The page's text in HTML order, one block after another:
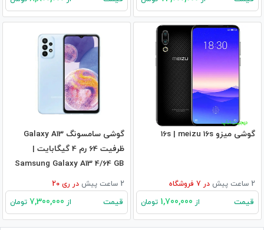
گوشی میزو 16s | meizu 16s
2 ساعت پیش در فروشگاه
قیمت از تومان
گوشی سامسونگ Galaxy A13
ظرفیت 64 رم 4 گیگابایت |
Samsung Galaxy A13 4/64 GB
2 ساعت پیش در ری 20
قیمت از تومان